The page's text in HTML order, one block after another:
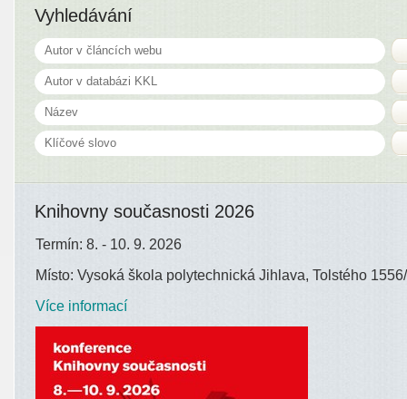
Vyhledávání
Knihovny současnosti 2026
Termín: 8. - 10. 9. 2026
Místo: Vysoká škola polytechnická Jihlava, Tolstého
Více informací